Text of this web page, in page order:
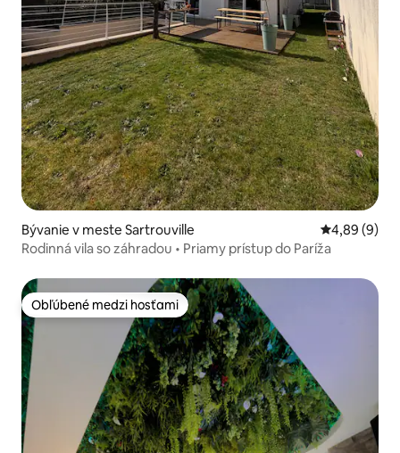
Bývanie v meste Sartrouville Priemerné
4,89 (9)
Rodinná vila so záhradou • Priamy prístup do Paríža
Obľúbené medzi hosťami
Obľúbené medzi hosťami